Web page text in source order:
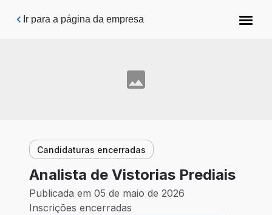
Pular para o conteúdo principal
Ir para a página da empresa
Candidaturas encerradas
Analista de Vistorias Prediais
Publicada em 05 de maio de 2026
Inscrições encerradas